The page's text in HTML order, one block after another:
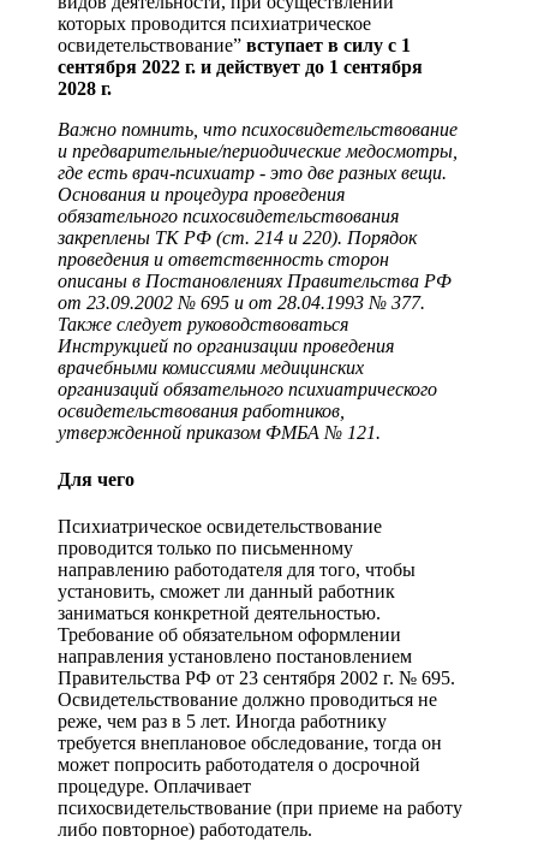
которых проводится психиатрическое
освидетельствование” вступает в силу с 1
сентября 2022 г. и действует до 1 сентября
2028 г.
Важно помнить, что психосвидетельствование
и предварительные/периодические медосмотры,
где есть врач-психиатр - это две разных вещи.
Основания и процедура проведения
обязательного психосвидетельствования
закреплены ТК РФ (ст. 214 и 220). Порядок
проведения и ответственность сторон
описаны в Постановлениях Правительства РФ
от 23.09.2002 № 695 и от 28.04.1993 № 377.
Также следует руководствоваться
Инструкцией по организации проведения
врачебными комиссиями медицинских
организаций обязательного психиатрического
освидетельствования работников,
утвержденной приказом ФМБА № 121.
Для чего
Психиатрическое освидетельствование
проводится только по письменному
направлению работодателя для того, чтобы
установить, сможет ли данный работник
заниматься конкретной деятельностью.
Требование об обязательном оформлении
направления установлено постановлением
Правительства РФ от 23 сентября 2002 г. № 695.
Освидетельствование должно проводиться не
реже, чем раз в 5 лет. Иногда работнику
требуется внеплановое обследование, тогда он
может попросить работодателя о досрочной
процедуре. Оплачивает
психосвидетельствование (при приеме на работу
либо повторное) работодатель.